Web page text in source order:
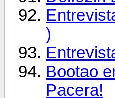
)
Bootao
Pacera!